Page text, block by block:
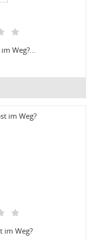
Weg?...
im Weg?